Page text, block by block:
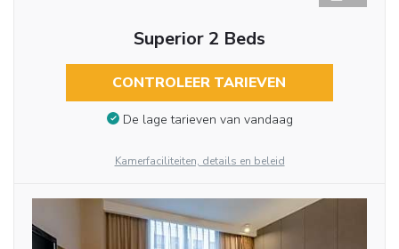
Superior 2 Beds
CONTROLEER TARIEVEN
De lage tarieven van vandaag
Kamerfaciliteiten, details en beleid